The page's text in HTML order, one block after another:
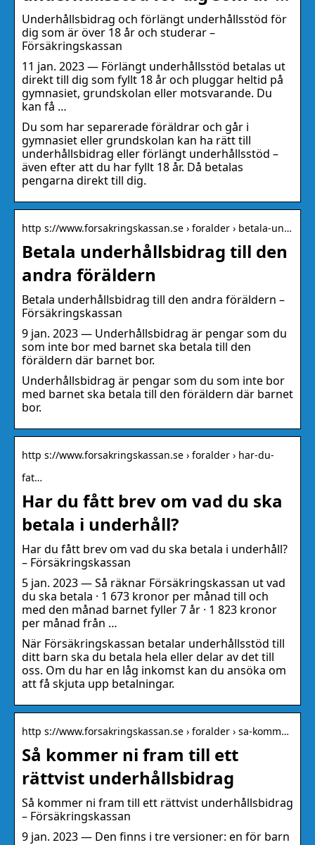
Underhållsbidrag och förlängt underhållsstöd för
dig som är över 18 år och studerar –
Försäkringskassan
11 jan. 2023 — Förlängt underhållsstöd betalas ut
direkt till dig som fyllt 18 år och pluggar heltid på
gymnasiet, grundskolan eller motsvarande. Du
kan få …
Du som har separerade föräldrar och går i
gymnasiet eller grundskolan kan ha rätt till
underhållsbidrag eller förlängt underhållsstöd –
även efter att du har fyllt 18 år. Då betalas
pengarna direkt till dig.
http s://www.forsakringskassan.se › foralder › betala-un…
Betala underhållsbidrag till den
andra föräldern
Betala underhållsbidrag till den andra föräldern –
Försäkringskassan
9 jan. 2023 — Underhållsbidrag är pengar som du
som inte bor med barnet ska betala till den
föräldern där barnet bor.
Underhållsbidrag är pengar som du som inte bor
med barnet ska betala till den föräldern där barnet
bor.
http s://www.forsakringskassan.se › foralder › har-du-
fat…
Har du fått brev om vad du ska
betala i underhåll?
Har du fått brev om vad du ska betala i underhåll?
– Försäkringskassan
5 jan. 2023 — Så räknar Försäkringskassan ut vad
du ska betala · 1 673 kronor per månad till och
med den månad barnet fyller 7 år · 1 823 kronor
per månad från …
När Försäkringskassan betalar underhållsstöd till
ditt barn ska du betala hela eller delar av det till
oss. Om du har en låg inkomst kan du ansöka om
att få skjuta upp betalningar.
http s://www.forsakringskassan.se › foralder › sa-komm…
Så kommer ni fram till ett
rättvist underhållsbidrag
Så kommer ni fram till ett rättvist underhållsbidrag
– Försäkringskassan
9 jan. 2023 — Den finns i tre versioner: en för barn